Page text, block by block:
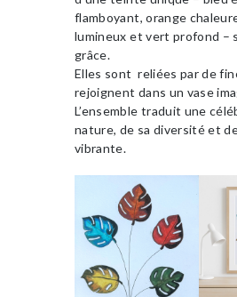
flamboyant, orange
lumineux et vert profond –
grâce.
Elles sont reliées par de
rejoignent dans un vase
L’ensemble traduit une
nature, de sa diversité et
vibrante.